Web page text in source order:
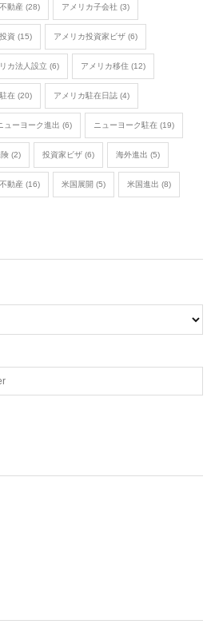
動産 (28) アメリカ子会社 (3)
資 (15) アメリカ投資家ビザ (6)
カ法人設立 (6) アメリカ移住 (12)
在 (20) アメリカ駐在日誌 (4)
ューヨーク進出 (6) ニューヨーク駐在 (19)
(2) 投資家ビザ (6) 海外進出 (5)
動産 (16) 米国展開 (5) 米国進出 (8)